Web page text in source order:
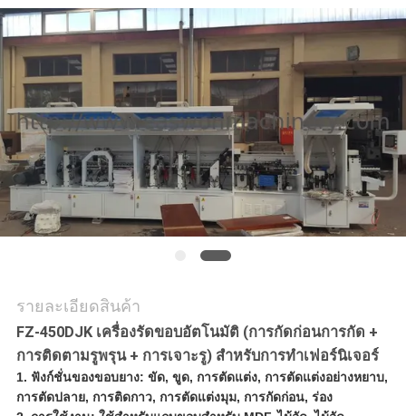
ขอ
ใบ
เสนอ
ราคา
เว็บไซต์
PRIVACY
POLICY
รายละเอียดสินค้า
FZ-450DJK เครื่องรัดขอบอัตโนมัติ (การกัดก่อนการกัด +
การติดตามรูพรุน + การเจาะรู) สำหรับการทำเฟอร์นิเจอร์
1. ฟังก์ชั่นของขอบยาง: ขัด, ขูด, การตัดแต่ง, การตัดแต่งอย่างหยาบ,
การตัดปลาย, การติดกาว, การตัดแต่งมุม, การกัดก่อน, ร่อง